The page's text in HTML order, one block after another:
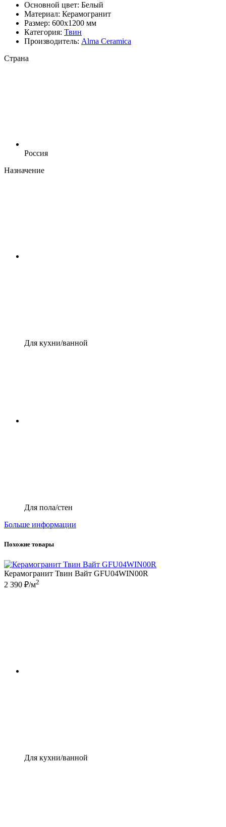
Основной цвет: Белый
Материал: Керамогранит
Размер: 600x1200 мм
Категория: Твин
Производитель: Alma Ceramica
Страна
Россия
Назначение
Для кухни/ванной
Для пола/стен
Больше информации
Похожие товары
Керамогранит Твин Вайт GFU04WIN00R
2 390 ₽/м2
Для кухни/ванной